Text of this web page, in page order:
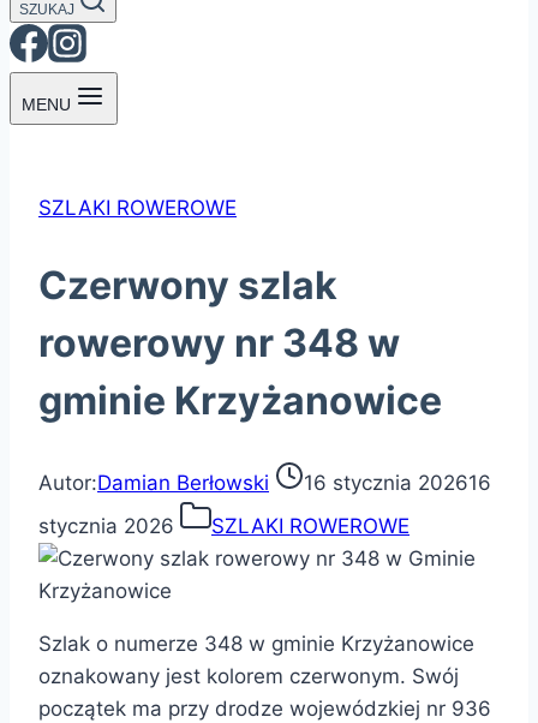
SZUKAJ
MENU
SZLAKI ROWEROWE
Czerwony szlak
rowerowy nr 348 w
gminie Krzyżanowice
Autor:Damian Berłowski 16 stycznia 202616
stycznia 2026
SZLAKI ROWEROWE
Szlak o numerze 348 w gminie Krzyżanowice
oznakowany jest kolorem czerwonym. Swój
początek ma przy drodze wojewódzkiej nr 936